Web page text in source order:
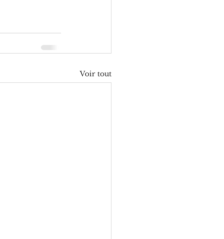
Voir tout